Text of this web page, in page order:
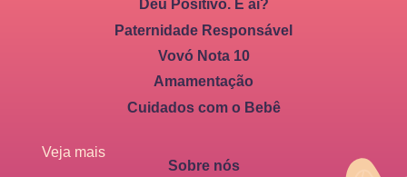
Deu Positivo. E aí?
Paternidade Responsável
Vovó Nota 10
Amamentação
Cuidados com o Bebê
Veja mais
Sobre nós